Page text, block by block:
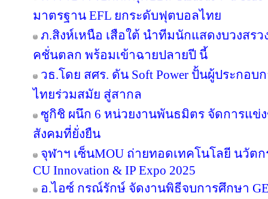
มาตรฐาน EFL ยกระดับฟุตบอลไทย
ภ.สิงห์เหนือ เสือใต้ นำทีมนักแสดงบวงสร
คชั่นตลก พร้อมเข้าฉายปลายปี นี้
วธ.โดย สศร. ดัน Soft Power ปั้นผู้ประกอ
ไทยร่วมสมัย สู่สากล
ซูกิชิ ผนึก 6 หน่วยงานพันธมิตร จัดการแ
สังคมที่ยั่งยืน
จุฬาฯ เซ็นMOU ถ่ายทอดเทคโนโลยี นวัต
CU Innovation & IP Expo 2025
อ.ไอซ์ กรณ์รักษ์ จัดงานพิธีจบการศึกษา